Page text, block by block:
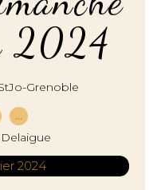
2024
Grenoble
…